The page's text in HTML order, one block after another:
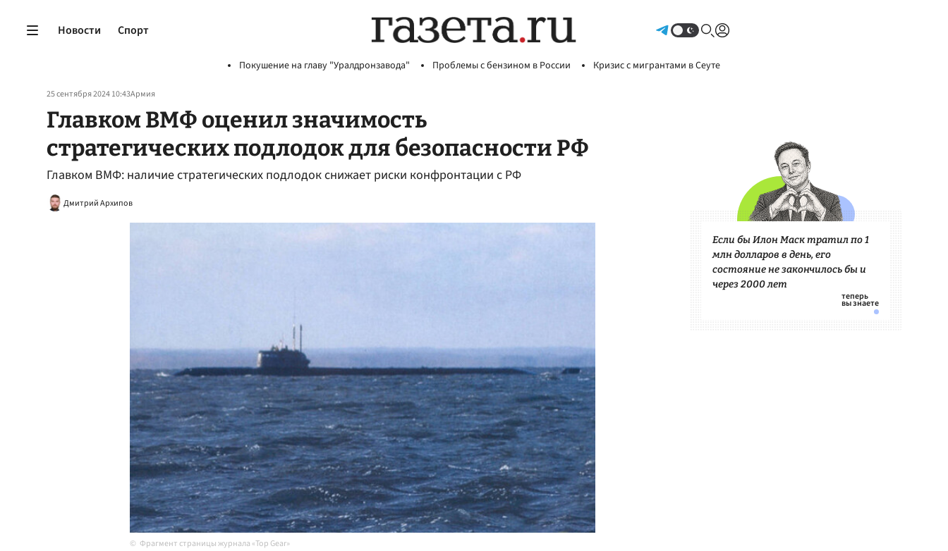
Новости Спорт
Покушение на главу "Уралдронзавода" Проблемы с бензином в России Кризис с мигрантами в Сеуте
25 сентября 2024 10:43Армия
Главком ВМФ оценил значимость
стратегических подлодок для безопасности РФ
Главком ВМФ: наличие стратегических подлодок снижает риски конфронтации с РФ
Дмитрий Архипов
Фрагмент страницы журнала «Top Gear»
Если бы Илон Маск тратил по 1
млн долларов в день, его
состояние не закончилось бы и
через 2000 лет